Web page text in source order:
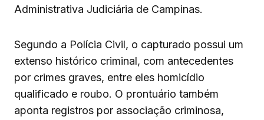
Administrativa Judiciária de Campinas.
Segundo a Polícia Civil, o capturado possui um
extenso histórico criminal, com antecedentes
por crimes graves, entre eles homicídio
qualificado e roubo. O prontuário também
aponta registros por associação criminosa,